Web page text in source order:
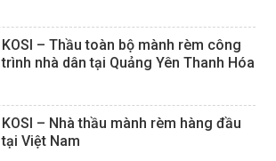
KOSI – Thầu toàn bộ mành rèm công
trình nhà dân tại Quảng Yên Thanh Hóa
KOSI – Nhà thầu mành rèm hàng đầu
tại Việt Nam